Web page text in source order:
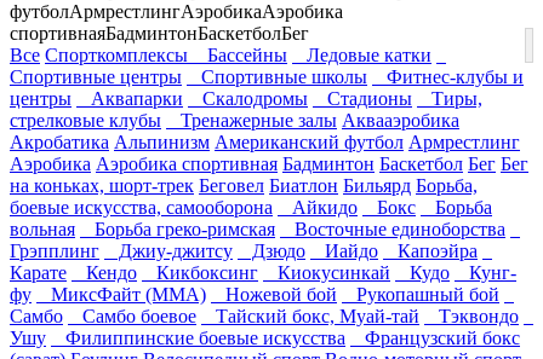
футболАрмрестлингАэробикаАэробика
спортивнаяБадминтонБаскетболБег
Все Спорткомплексы Бассейны
Ледовые катки
Спортивные центры
Спортивные школы
Фитнес-клубы и
центры
Аквапарки Скалодромы Стадионы
Тиры,
стрелковые клубы
Тренажерные залы Аквааэробика
Акробатика Альпинизм Американский футбол Армрестлинг
Аэробика Аэробика спортивная Бадминтон Баскетбол Бег Бег
на коньках, шорт-трек Беговел Биатлон Бильярд Борьба,
боевые искусства, самооборона
Айкидо Бокс
Борьба
вольная
Борьба греко-римская
Восточные единоборства
Грэпплинг
Джиу-джитсу Дзюдо Иайдо
Капоэйра
Карате
Кендо Кикбоксинг Киокусинкай Кудо
Кунг-
фу
МиксФайт (ММА) Ножевой бой
Рукопашный бой
Самбо
Самбо боевое Тайский бокс, Муай-тай
Тэквондо
Ушу
Филиппинские боевые искусства
Французский бокс